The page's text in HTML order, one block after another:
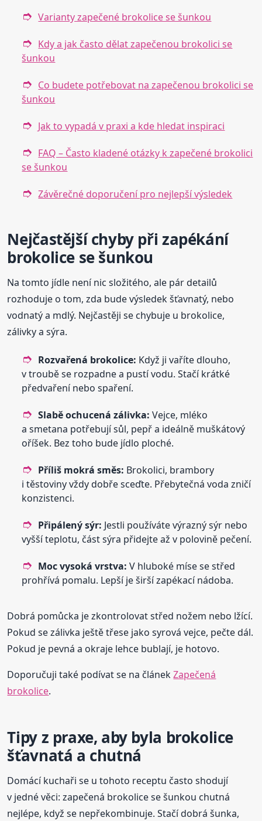
Varianty zapečené brokolice se šunkou
Kdy a jak často dělat zapečenou brokolici se
šunkou
Co budete potřebovat na zapečenou brokolici se
šunkou
Jak to vypadá v praxi a kde hledat inspiraci
FAQ – Často kladené otázky k zapečené brokolici
se šunkou
Závěrečné doporučení pro nejlepší výsledek
Nejčastější chyby při zapékání
brokolice se šunkou
Na tomto jídle není nic složitého, ale pár detailů
rozhoduje o tom, zda bude výsledek šťavnatý, nebo
vodnatý a mdlý. Nejčastěji se chybuje u brokolice,
zálivky a sýra.
Rozvařená brokolice: Když ji vaříte dlouho,
v troubě se rozpadne a pustí vodu. Stačí krátké
předvaření nebo spaření.
Slabě ochucená zálivka: Vejce, mléko
a smetana potřebují sůl, pepř a ideálně muškátový
oříšek. Bez toho bude jídlo ploché.
Příliš mokrá směs: Brokolici, brambory
i těstoviny vždy dobře sceďte. Přebytečná voda zničí
konzistenci.
Připálený sýr: Jestli používáte výrazný sýr nebo
vyšší teplotu, část sýra přidejte až v polovině pečení.
Moc vysoká vrstva: V hluboké míse se střed
prohřívá pomalu. Lepší je širší zapékací nádoba.
Dobrá pomůcka je zkontrolovat střed nožem nebo lžící.
Pokud se zálivka ještě třese jako syrová vejce, pečte dál.
Pokud je pevná a okraje lehce bublají, je hotovo.
Doporučuji také podívat se na článekZapečená
brokolice.
Tipy z praxe, aby byla brokolice
šťavnatá a chutná
Domácí kuchaři se u tohoto receptu často shodují
v jedné věci: zapečená brokolice se šunkou chutná
nejlépe, když se nepřekombinuje. Stačí dobrá šunka,